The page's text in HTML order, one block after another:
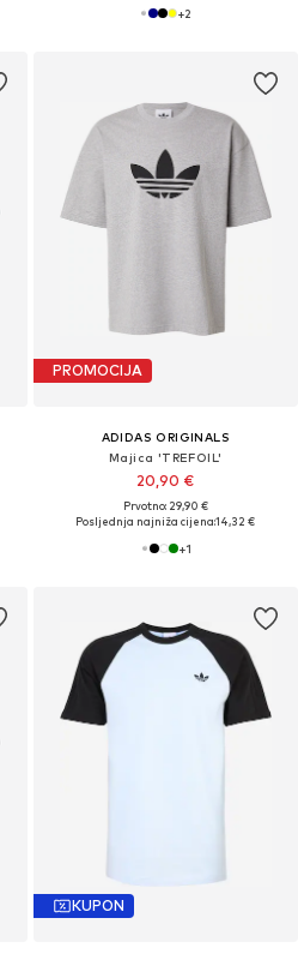
+2
PROMOCIJA
ADIDAS ORIGINALS
Majica 'TREFOIL'
20,90 €
Prvotno: 29,90 €
Posljednja najniža cijena:14,32 €
+1
KUPON